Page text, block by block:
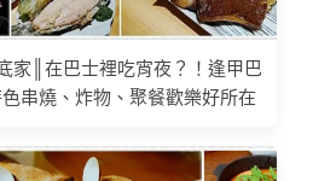
家║在巴士裡吃宵夜？！逢甲巴
串燒、炸物、聚餐歡樂好所在